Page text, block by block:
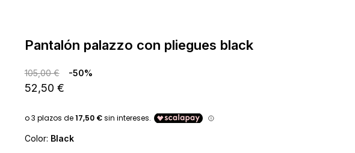
pantalón palazzo con pliegues black
105,00 € -50%
52,50 €
Color: Black